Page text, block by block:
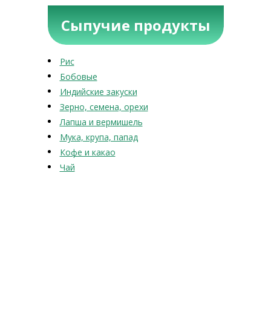
Сыпучие продукты
Рис
Бобовые
Индийские закуски
Зерно, семена, орехи
Лапша и вермишель
Мука, крупа, папад
Кофе и какао
Чай